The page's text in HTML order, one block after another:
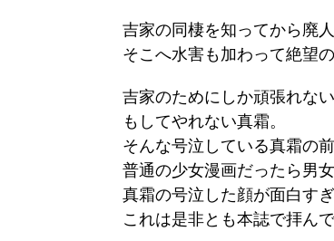
吉家の同棲を知ってから廃
そこへ水害も加わって絶望
吉家のためにしか頑張れな
もしてやれない真霜。
そんな号泣している真霜の
普通の少女漫画だったら男
真霜の号泣した顔が面白す
これは是非とも本誌で拝ん